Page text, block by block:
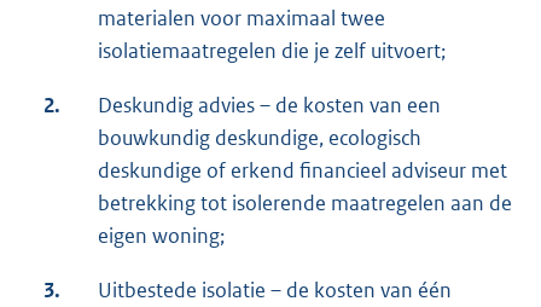
materialen voor maximaal twee
isolatiemaatregelen die je zelf uitvoert;
2.
Deskundig advies – de kosten van een
bouwkundig deskundige, ecologisch
deskundige of erkend financieel adviseur met
betrekking tot isolerende maatregelen aan de
eigen woning;
3.
Uitbestede isolatie – de kosten van één